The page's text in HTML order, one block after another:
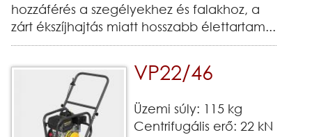
hozzáférés a szegélyekhez és falakhoz, a
zárt ékszíjhajtás miatt hosszabb élettartam...
VP22/46
Üzemi súly: 115 kg
Centrifugális erő: 22 kN